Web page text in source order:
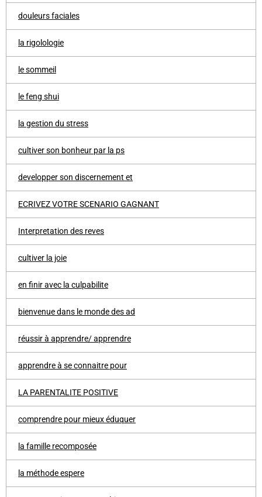
douleurs faciales
la rigolologie
le sommeil
le feng shui
la gestion du stress
cultiver son bonheur par la ps
developper son discernement et
ECRIVEZ VOTRE SCENARIO GAGNANT
Interpretation des reves
cultiver la joie
en finir avec la culpabilite
bienvenue dans le monde des ad
réussir à apprendre/ apprendre
apprendre à se connaitre pour
LA PARENTALITE POSITIVE
comprendre pour mieux éduquer
la famille recomposée
la méthode espere